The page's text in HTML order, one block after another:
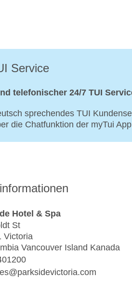
Service
telefonischer 24/7 TUI
sprechendes TUI
die Chatfunktion der myTui
Hotel & Spa
St
Victoria
Vancouver Island Kanada